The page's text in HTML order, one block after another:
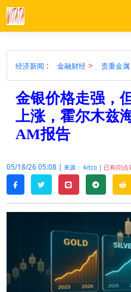
经济新闻 : 金融财经> 贵重金属
金银价格走强，
上涨，霍尔木
AM报告
05/18/26 05:08 | 来源： kitco | 已有(0)点
facebooktwitterline telegram